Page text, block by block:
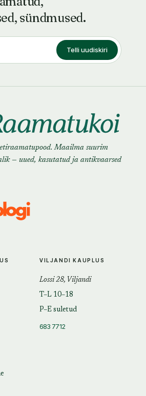
sündmused.
Telli uudiskiri
Maailma suurim
— uued, kasutatud ja antikvaarsed
VILJANDI KAUPLUS
Lossi 28, Viljandi
T–L 10–18
P–E suletud
683 7712